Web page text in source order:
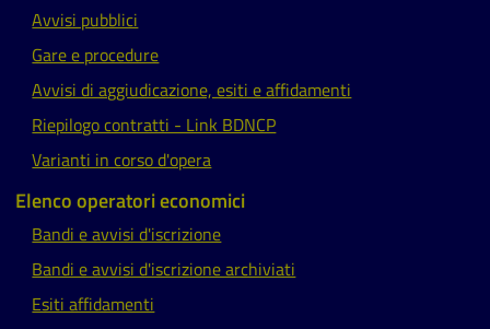
Avvisi pubblici
Gare e procedure
Avvisi di aggiudicazione, esiti e affidamenti
Riepilogo contratti - Link BDNCP
Varianti in corso d'opera
Elenco operatori economici
Bandi e avvisi d'iscrizione
Bandi e avvisi d'iscrizione archiviati
Esiti affidamenti